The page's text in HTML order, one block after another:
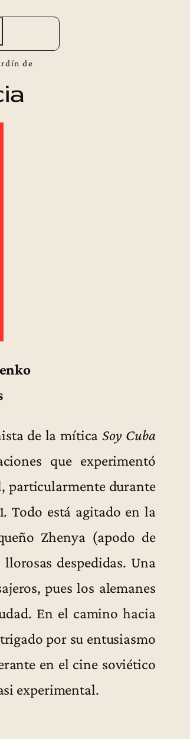
de
de la mítica Soy Cuba
que experimentó
particularmente durante
Todo está agitado en la
Zhenya (apodo de
despedidas. Una
pues los alemanes
En el camino hacia
por su entusiasmo
en el cine soviético
experimental.